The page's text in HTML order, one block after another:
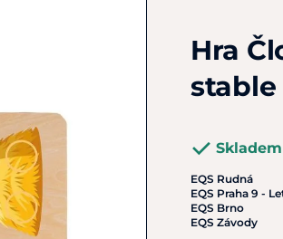
Hra
stable
Skladem
EQS Rudná
EQS Praha 9 -
EQS Brno
EQS Závody